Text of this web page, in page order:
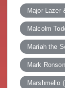
Major Lazer
Malcolm
Mariah the
Mark
Marshmello